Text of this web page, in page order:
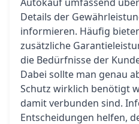
Details der
informieren. Häufig
zusätzliche
die Bedürfnisse der
Dabei sollte man genau
Schutz wirklich benötigt
damit verbunden sind.
Entscheidungen helfen,